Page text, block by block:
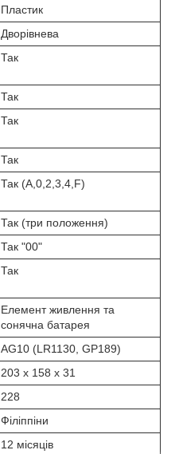
Пластик
Дворівнева
Так
Так
Так
Так
Так (A,0,2,3,4,F)
Так (три положення)
Так "00"
Так
Елемент живлення та
сонячна батарея
AG10 (LR1130, GP189)
203 x 158 x 31
228
Філіппіни
12 місяців